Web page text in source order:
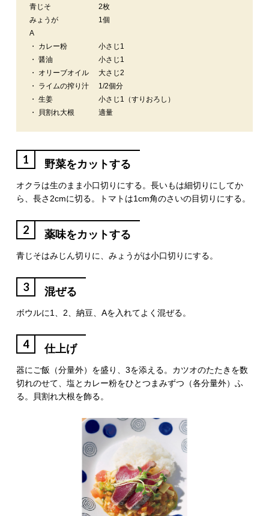
青じそ
2枚
みょうが
1個
A
・ カレー粉
小さじ1
・ 醤油
小さじ1
・ オリーブオイル
大さじ2
・ ライムの搾り汁
1/2個分
・ 生姜
小さじ1（すりおろし）
・ 貝割れ大根
適量
1 野菜をカットする
オクラは生のまま小口切りにする。長いもは細切りにしてか
ら、長さ2cmに切る。トマトは1cm角のさいの目切りにする。
2 薬味をカットする
青じそはみじん切りに、みょうがは小口切りにする。
3 混ぜる
ボウルに1、2、納豆、Aを入れてよく混ぜる。
4 仕上げ
器にご飯（分量外）を盛り、3を添える。カツオのたたきを数
切れのせて、塩とカレー粉をひとつまみずつ（各分量外）ふ
る。貝割れ大根を飾る。